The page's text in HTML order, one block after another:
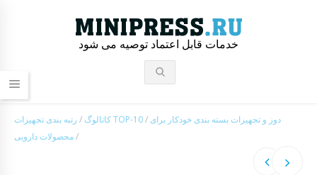
خدمات قابل اعتماد توصیه می شود
کاتالوگ / رتبه بندی تجهیزات TOP-10/دوز و تجهیزات بسته بندی خودکار برای
محصولات دارویی/